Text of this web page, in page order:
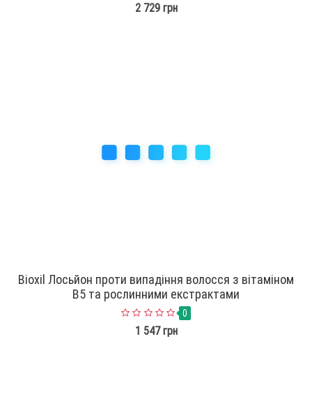
2 729 грн
Bioxil Лосьйон проти випадіння волосся з вітаміном
B5 та рослинними екстрактами
0
1 547 грн